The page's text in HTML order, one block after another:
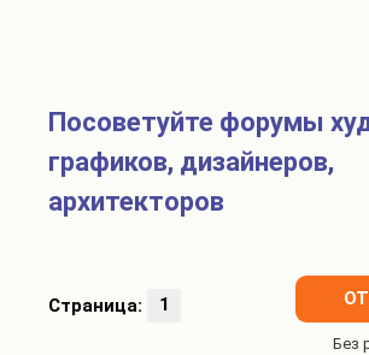
Посоветуйте форумы
графиков, дизайнеров,
архитекторов
Страница: 1